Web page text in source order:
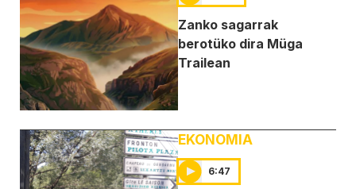
Zanko sagarrak
berotüko dira Müga
Trailean
EKONOMIA
6:47